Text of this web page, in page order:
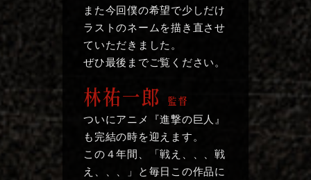
また今回僕の希望で少しだけ
ラストのネームを描き直させ
ていただきました。
ぜひ最後までご覧ください。
林祐一郎 監督
ついにアニメ『進撃の巨人』
も完結の時を迎えます。
この４年間、「戦え、、、戦
え、、、」と毎日この作品に